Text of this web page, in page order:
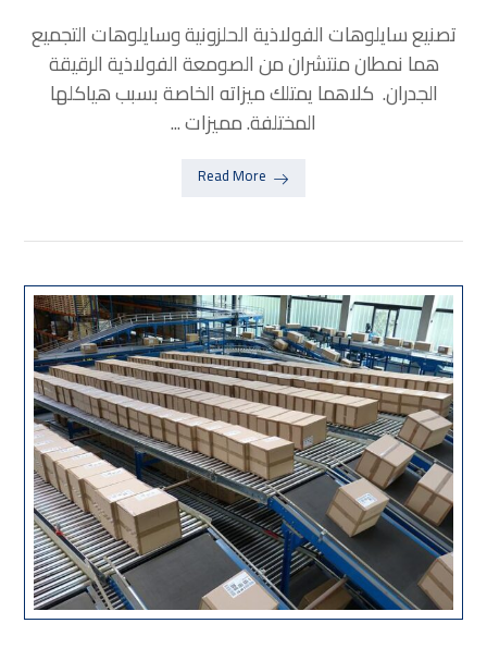
تصنيع سايلوهات الفولاذية الحلزونية وسايلوهات التجميع
هما نمطان منتشران من الصومعة الفولاذية الرقيقة
الجدران. كلاهما يمتلك ميزاته الخاصة بسبب هياكلها
المختلفة. مميزات ...
Read More